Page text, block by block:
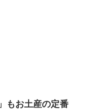
もお土産の定番